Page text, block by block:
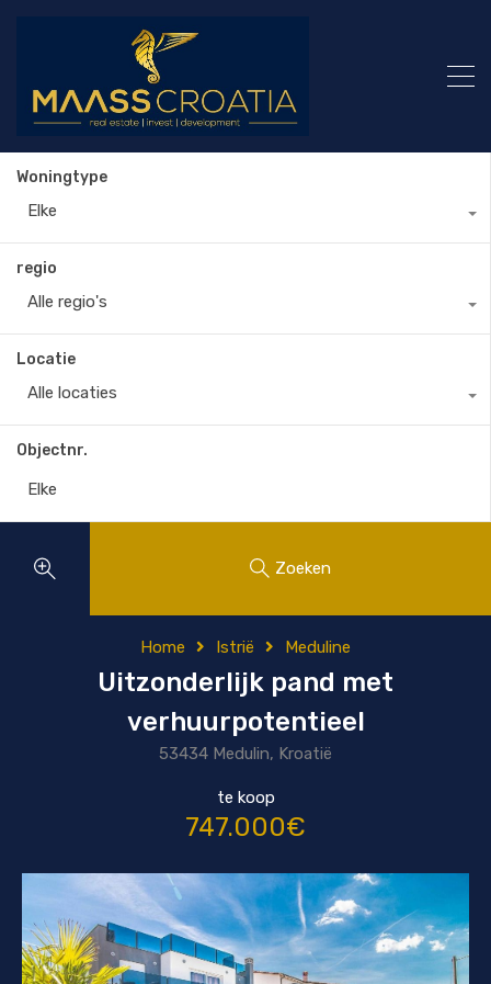
Woningtype
Elke
regio
Alle regio's
Locatie
Alle locaties
Objectnr.
Zoeken
Home Istrië Meduline
Uitzonderlijk pand met
verhuurpotentieel
53434 Medulin, Kroatië
te koop
747.000€